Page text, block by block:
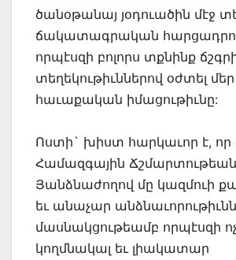
ծանօթանայ յօդուածին մէջ
ճակատագրական
որպէսզի բոլորս տքնինք
տեղեկութիւններով օժտել մեր
հաւաքական իմացութիւնը:
Ոստի` խիստ հարկաւոր է,
Համազգային Ճշմարտութեան
Յանձնաժողով մը կազմուի
եւ անաչար
մասնակցութեամբ որպէսզի
կողմնակալ եւ լիակատար